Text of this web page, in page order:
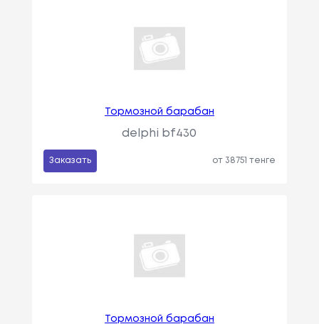
Тормозной барабан
delphi bf430
Заказать от 38751 тенге
Тормозной барабан